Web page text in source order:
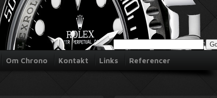
Om Chrono Kontakt Links Referencer